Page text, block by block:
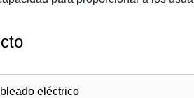
eléctrico